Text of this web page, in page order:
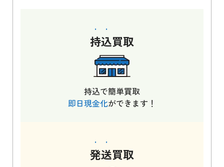
持込買取
持込で簡単買取
即日現金化ができます！
発送買取